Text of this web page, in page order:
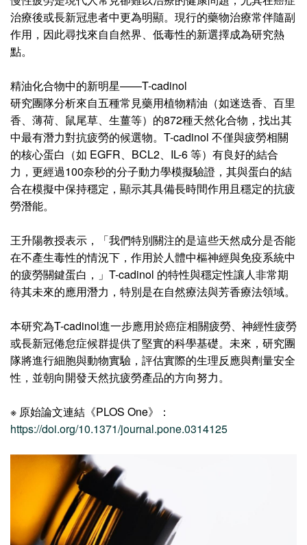
治療後或長新冠患者中更為明顯。現行的藥物治療常伴隨副
作用，因此尋找來自自然界、低毒性的新選擇成為研究熱
點。
精油化合物中的新明星——T-cadinol
研究團隊分析來自五種常見藥用植物精油（如迷迭香、百里
香、薄荷、鼠尾草、生薑等）的872種天然化合物，找出其
中最有潛力對抗疲勞的候選物。T-cadinol 不僅與疲勞相關
的核心蛋白（如 EGFR、BCL2、IL-6 等）有良好的結合
力，更經過100奈秒的分子動力學模擬驗證，其與蛋白的結
合在模擬中保持穩定，顯示其具備長時間作用且穩定的抗疲
勞潛能。
王升陽教授表示，「我們特別關注的是這些天然成分是否能
在不產生毒性的情況下，作用於人體中樞神經與免疫系統中
的疲勞關鍵蛋白，」T-cadinol 的特性與穩定性讓人非常期
待其未來的應用潛力，特別是在自然療法與芳香療法領域。
本研究為T-cadinol進一步應用於癌症相關疲勞、神經性疲勞
或長新冠倦怠症候群提供了堅實的科學基礎。未來，研究團
隊將進行細胞與動物實驗，評估實際的生理反應與劑量安全
性，並朝向開發天然抗疲勞產品的方向努力。
※ 原始論文連結《PLOS One》：
https://doi.org/10.1371/journal.pone.0314125